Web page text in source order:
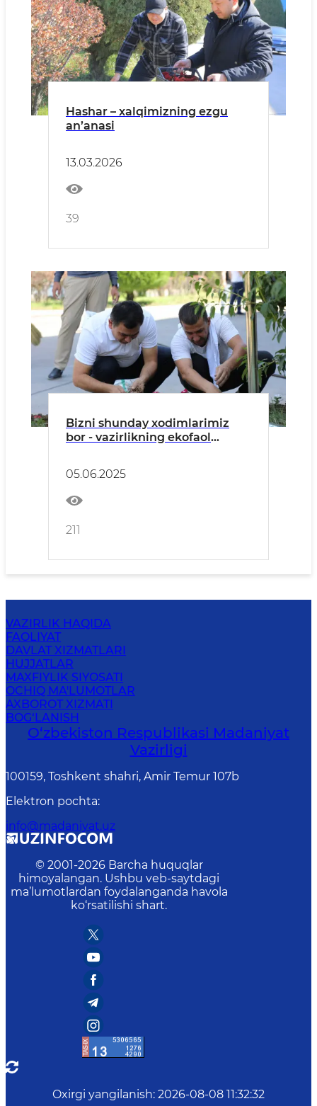
Hashar – xalqimizning ezgu
an’anasi
13.03.2026
39
Bizni shunday xodimlarimiz
bor - vazirlikning ekofaol
05.06.2025
211
VAZIRLIK HAQIDA
FAOLIYAT
DAVLAT XIZMATLARI
HUJJATLAR
MAXFIYLIK SIYOSATI
OCHIQ MA'LUMOTLAR
AXBOROT XIZMATI
BOG‘LANISH
O‘zbekiston Respublikasi Madaniyat
Vazirligi
100159, Toshkent shahri, Amir Temur 107b
Elektron pochta:
info@madaniyat.uz
© 2001-2026 Barcha huquqlar
himoyalangan. Ushbu veb-saytdagi
ma’lumotlardan foydalanganda havola
ko‘rsatilishi shart.
Oxirgi yangilanish: 2026-08-08 11:32:32